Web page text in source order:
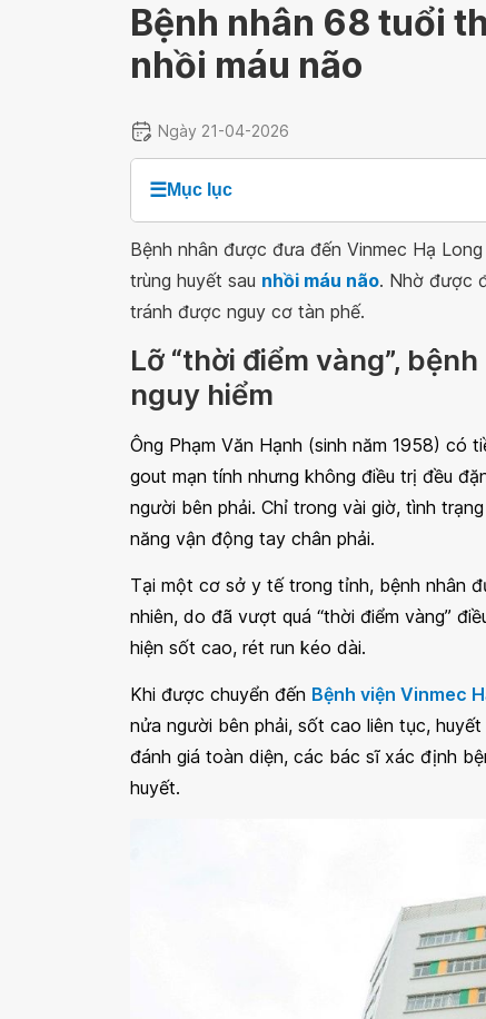
Bệnh nhân 68 tuổi
nhồi máu não
Ngày 21-04-2026
☰Mục lục
Bệnh nhân được đưa đến Vinmec Hạ
trùng huyết sau nhồi máu não. Nhờ được
tránh được nguy cơ tàn phế.
Lỡ “thời điểm vàng”,
nguy hiểm
Ông Phạm Văn Hạnh (sinh năm 1958) có
gout mạn tính nhưng không điều trị đều
người bên phải. Chỉ trong vài giờ, tình
năng vận động tay chân phải.
Tại một cơ sở y tế trong tỉnh, bệnh nhân
nhiên, do đã vượt quá “thời điểm vàng”
hiện sốt cao, rét run kéo dài.
Khi được chuyển đến Bệnh viện Vinmec
nửa người bên phải, sốt cao liên tục,
đánh giá toàn diện, các bác sĩ xác định
huyết.